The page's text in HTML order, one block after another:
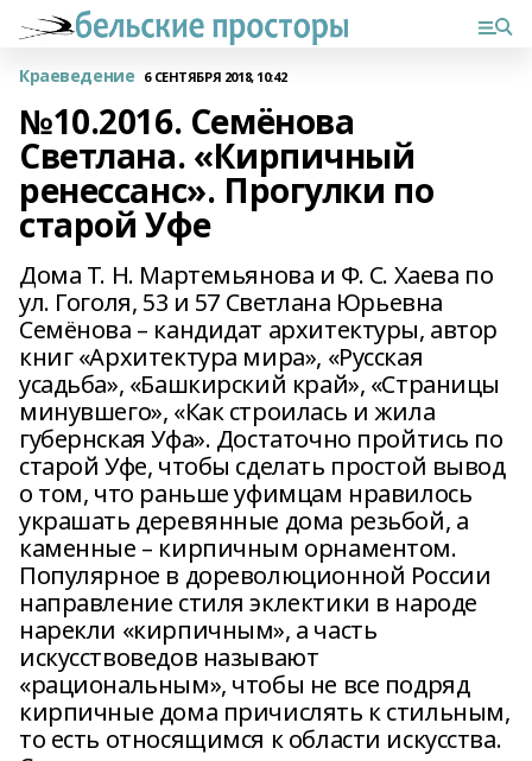
Краеведение 6 СЕНТЯБРЯ 2018, 10:42
№10.2016. Семёнова
Светлана. «Кирпичный
ренессанс». Прогулки по
старой Уфе
Дома Т. Н. Мартемьянова и Ф. С. Хаева по
ул. Гоголя, 53 и 57 Светлана Юрьевна
Семёнова – кандидат архитектуры, автор
книг «Архитектура мира», «Русская
усадьба», «Башкирский край», «Страницы
минувшего», «Как строилась и жила
губернская Уфа». Достаточно пройтись по
старой Уфе, чтобы сделать простой вывод
о том, что раньше уфимцам нравилось
украшать деревянные дома резьбой, а
каменные – кирпичным орнаментом.
Популярное в дореволюционной России
направление стиля эклектики в народе
нарекли «кирпичным», а часть
искусствоведов называют
«рациональным», чтобы не все подряд
кирпичные дома причислять к стильным,
то есть относящимся к области искусства.